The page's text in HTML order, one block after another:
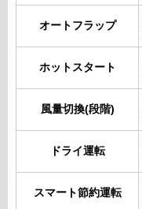
オートフラップ
ホットスタート
風量切換(段階)
ドライ運転
スマート節約運転